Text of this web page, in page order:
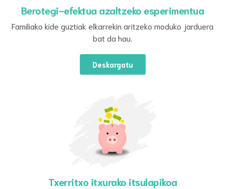
Berotegi-efektua azaltzeko esperimentua
Familiako kide guztiak elkarrekin aritzeko moduko jarduera
bat da hau.
Deskargatu
Txerritxo itxurako itsulapikoa